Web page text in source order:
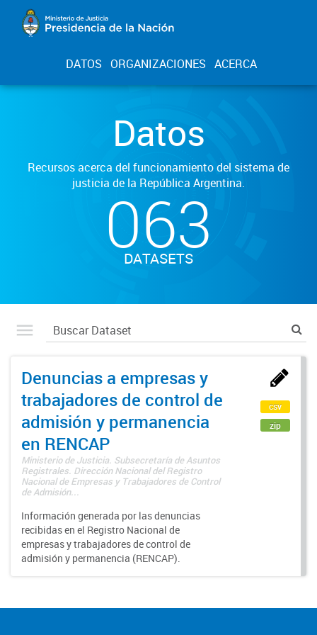
DATOS ORGANIZACIONES ACERCA
Datos
Recursos acerca del funcionamiento del sistema de
justicia de la República Argentina.
063
DATASETS
Denuncias a empresas y
trabajadores de control de
admisión y permanencia
en RENCAP
Ministerio de Justicia. Subsecretaría de Asuntos
Registrales. Dirección Nacional del Registro
Nacional de Empresas y Trabajadores de Control
de Admisión...
Información generada por las denuncias
recibidas en el Registro Nacional de
empresas y trabajadores de control de
admisión y permanencia (RENCAP).
csv
zip